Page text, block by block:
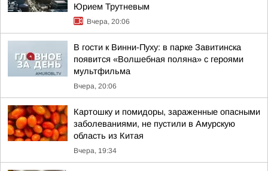
Юрием Трутневым
Вчера, 20:06
В гости к Винни-Пуху: в парке Завитинска
появится «Волшебная поляна» с героями
мультфильма
Вчера, 20:06
Картошку и помидоры, зараженные опасными
заболеваниями, не пустили в Амурскую
область из Китая
Вчера, 19:34